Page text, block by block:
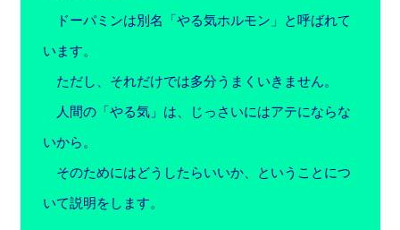
ドーパミンは別名「やる気ホルモン」と呼ばれて
います。
ただし、それだけでは多分うまくいきません。
人間の「やる気」は、じっさいにはアテにならな
いから。
そのためにはどうしたらいいか、ということにつ
いて説明をします。